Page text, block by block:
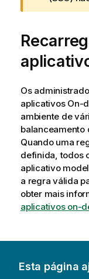
a
e
a
d
e
r
t
ê
n
c
i
a
Os
aplicativos On-
ambiente de
balanceamento
Quando uma
definida, todos
aplicativo
a regra válida
obter mais
aplicativos on-
Esta página